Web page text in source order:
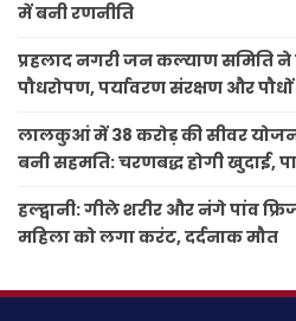
में बनी रणनीति
प्रहलाद नगरी जन कल्याण समिति ने
पौधरोपण, पर्यावरण संरक्षण और
लालकुआं में 38 करोड़ की सीवर
बनी सहमति: चरणबद्ध होगी खुदाई,
हल्द्वानी: गीले शरीर और नंगे पांव
महिला को लगा करंट, दर्दनाक मौत